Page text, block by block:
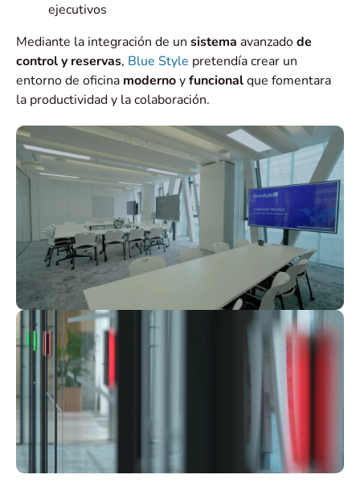
ejecutivos
Mediante la integración de un sistema avanzadode
control y reservas, Blue Style pretendía crear un
entorno de oficina modernoyfuncionalque fomentara
la productividad y la colaboración.